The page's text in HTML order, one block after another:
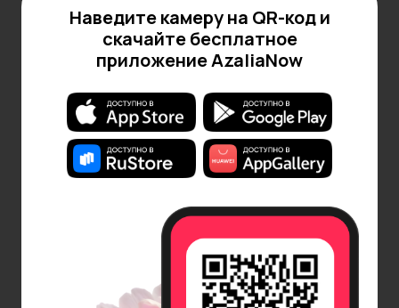
Наведите камеру на QR-код и
скачайте бесплатное
приложение AzaliaNow